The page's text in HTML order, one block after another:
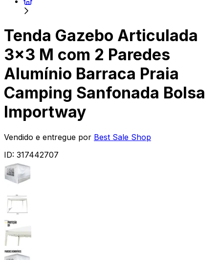
Tenda Gazebo Articulada
3x3 M com 2 Paredes
Alumínio Barraca Praia
Camping Sanfonada Bolsa
Importway
Vendido e entregue por Best Sale Shop
ID: 317442707